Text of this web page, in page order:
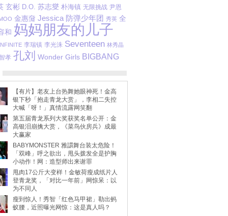
玄彬 D.O. 苏志燮 朴海镇 无限挑战 尹恩
金惠奫 Jessica 防弹少年团 秀英 全
和 妈妈朋友的儿子
李瑞镇 李光洙 Seventeen 林秀晶
孝 孔刘 Wonder Girls BIGBANG
【有片】老友上台热舞她眼神死！金高
银下秒「抱走青龙大赏」，李相二失控
大喊「呀！」真情流露网笑翻
第五届青龙系列大奖获奖名单公开：金
高银泪崩擒大赏，《菜鸟伙房兵》成最
大赢家
BABYMONSTER 雅譞舞台装太危险！
「双峰」呼之欲出，甩头拨发全是护胸
小动作！网：造型师出来谢罪
甩肉17公斤大变样！金敏荷瘦成纸片人
登青龙奖，「对比一年前」网惊呆：以
为不同人
瘦到惊人！秀智「红色马甲裙」勒出蚂
蚁腰，近照曝光网惊：这是真人吗？